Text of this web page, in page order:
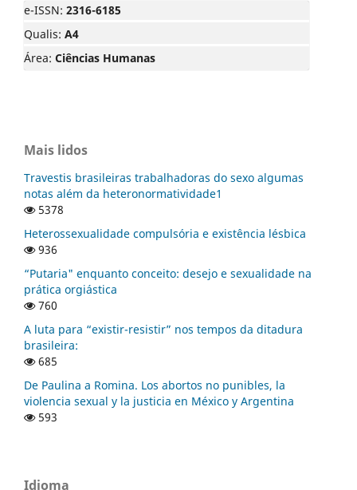
e-ISSN: 2316-6185
Qualis: A4
Área: Ciências Humanas
Mais lidos
Travestis brasileiras trabalhadoras do sexo algumas
notas além da heteronormatividade1
5378
Heterossexualidade compulsória e existência lésbica
936
“Putaria" enquanto conceito: desejo e sexualidade na
prática orgiástica
760
A luta para “existir-resistir” nos tempos da ditadura
brasileira:
685
De Paulina a Romina. Los abortos no punibles, la
violencia sexual y la justicia en México y Argentina
593
Idioma